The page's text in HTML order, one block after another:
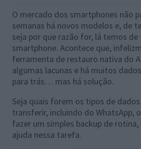
O mercado dos smartphones não
semanas há novos modelos e, de
seja por que razão for, lá temos
smartphone. Acontece que,
ferramenta de restauro nativa do
algumas lacunas e há muitos
para trás… mas há solução.
Seja quais forem os tipos de
transferir, incluindo do WhatsApp,
fazer um simples backup de
ajuda nessa tarefa.